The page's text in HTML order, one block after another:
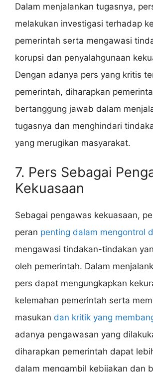
Dalam menjalankan tugasnya,
melakukan investigasi terhadap
pemerintah serta mengawasi
korupsi dan penyalahgunaan
Dengan adanya pers yang kritis
pemerintah, diharapkan
bertanggung jawab dalam
tugasnya dan menghindari
yang merugikan masyarakat.
7. Pers Sebagai
Kekuasaan
Sebagai pengawas kekuasaan,
peran penting dalam mengontrol
mengawasi tindakan-tindakan
oleh pemerintah. Dalam
pers dapat mengungkapkan
kelemahan pemerintah serta
masukan dan kritik yang
adanya pengawasan yang
diharapkan pemerintah dapat
dalam mengambil kebijakan dan